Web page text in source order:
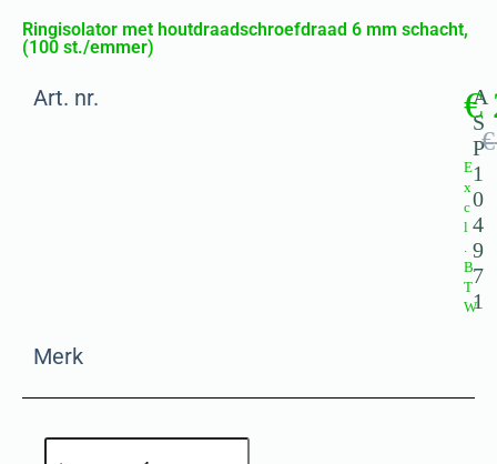
Ringisolator met houtdraadschroefdraad 6 mm schacht,
(100 st./emmer)
Art. nr.
A
S
P
1
0
4
9
7
1
€
€
E
x
c
l
.
B
T
W
Merk